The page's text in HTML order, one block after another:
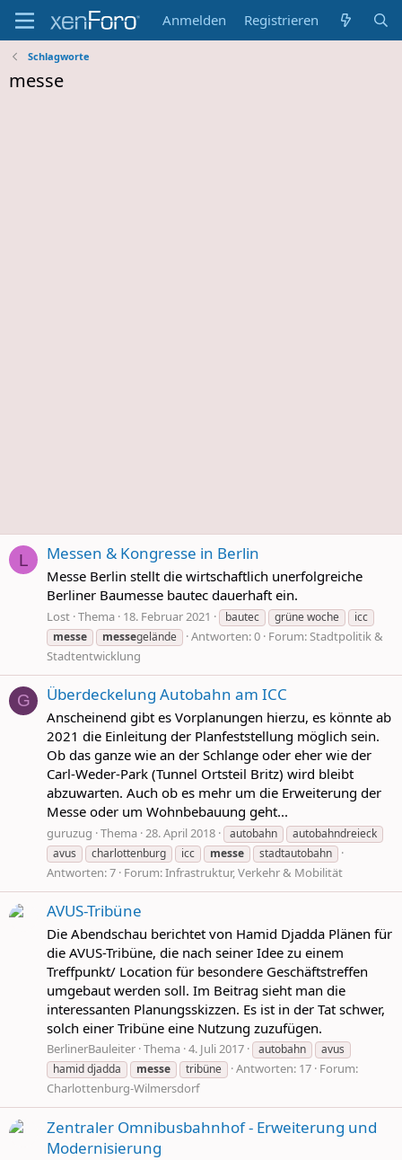
Anmelden Registrieren
Schlagworte
messe
L Messen & Kongresse in Berlin
Messe Berlin stellt die wirtschaftlich unerfolgreiche
Berliner Baumesse bautec dauerhaft ein.
Lost Thema 18. Februar 2021 bautec grüne woche
icc
messe
messegelände Antworten: 0 Forum:Stadtpolitik &
Stadtentwicklung
G Überdeckelung Autobahn am ICC
Anscheinend gibt es Vorplanungen hierzu, es könnte ab
2021 die Einleitung der Planfeststellung möglich sein.
Ob das ganze wie an der Schlange oder eher wie der
Carl-Weder-Park (Tunnel Ortsteil Britz) wird bleibt
abzuwarten. Auch ob es mehr um die Erweiterung der
Messe oder um Wohnbebauung geht...
guruzug Thema 28. April 2018 autobahn
autobahndreieck
avus
charlottenburg icc messe stadtautobahn
Antworten: 7 Forum:Infrastruktur, Verkehr & Mobilität
AVUS-Tribüne
Die Abendschau berichtet von Hamid Djadda Plänen für
die AVUS-Tribüne, die nach seiner Idee zu einem
Treffpunkt/ Location für besondere Geschäftstreffen
umgebaut werden soll. Im Beitrag sieht man die
interessanten Planungsskizzen. Es ist in der Tat schwer,
solch einer Tribüne eine Nutzung zuzufügen.
BerlinerBauleiter Thema 4. Juli 2017 autobahn
avus
hamid djadda
messe tribüne Antworten: 17 Forum:
Charlottenburg-Wilmersdorf
Zentraler Omnibusbahnhof - Erweiterung und
Modernisierung